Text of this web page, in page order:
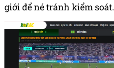
giới để né tránh kiểm soát.